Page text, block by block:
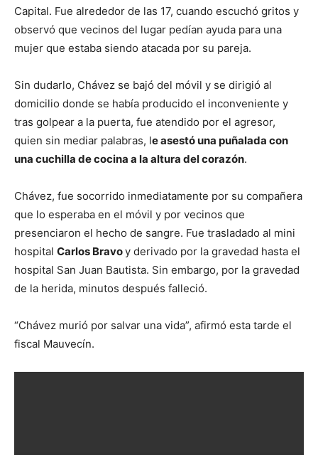
Capital. Fue alrededor de las 17, cuando escuchó gritos y
observó que vecinos del lugar pedían ayuda para una
mujer que estaba siendo atacada por su pareja.
Sin dudarlo, Chávez se bajó del móvil y se dirigió al
domicilio donde se había producido el inconveniente y
tras golpear a la puerta, fue atendido por el agresor,
quien sin mediar palabras, le asestó una puñalada con
una cuchilla de cocina a la altura del corazón.
Chávez, fue socorrido inmediatamente por su compañera
que lo esperaba en el móvil y por vecinos que
presenciaron el hecho de sangre. Fue trasladado al mini
hospital Carlos Bravoy derivado por la gravedad hasta el
hospital San Juan Bautista. Sin embargo, por la gravedad
de la herida, minutos después falleció.
“Chávez murió por salvar una vida”, afirmó esta tarde el
fiscal Mauvecín.